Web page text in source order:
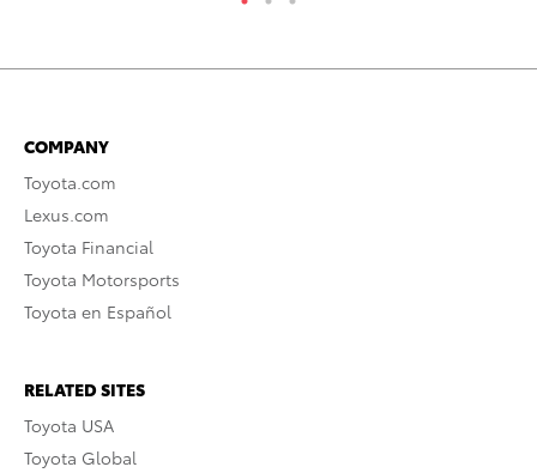
COMPANY
Toyota.com
Lexus.com
Toyota Financial
Toyota Motorsports
Toyota en Español
RELATED SITES
Toyota USA
Toyota Global